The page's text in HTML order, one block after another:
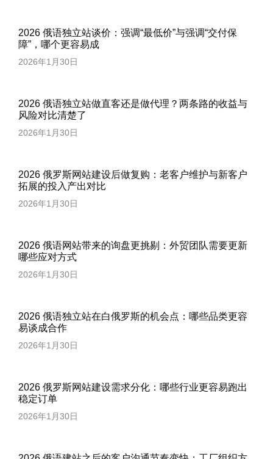
2026 俄语独立站谈价：强调“最低价”与强调“交付保
障”，哪个更容易成
2026年1月30日
2026 俄语独立站做直客还是做代理？两条路的收益与
风险对比清楚了
2026年1月30日
2026 俄罗斯网站建设后做复购：老客户维护与新客户
拓展的投入产出对比
2026年1月30日
2026 俄语网站带来的询盘更挑剔：外贸团队需要更新
哪些应对方式
2026年1月30日
2026 俄语独立站在白俄罗斯的机会点：哪些品类更容
易谈成合作
2026年1月30日
2026 俄罗斯网站建设需求分化：哪些行业更容易跑出
稳定订单
2026年1月30日